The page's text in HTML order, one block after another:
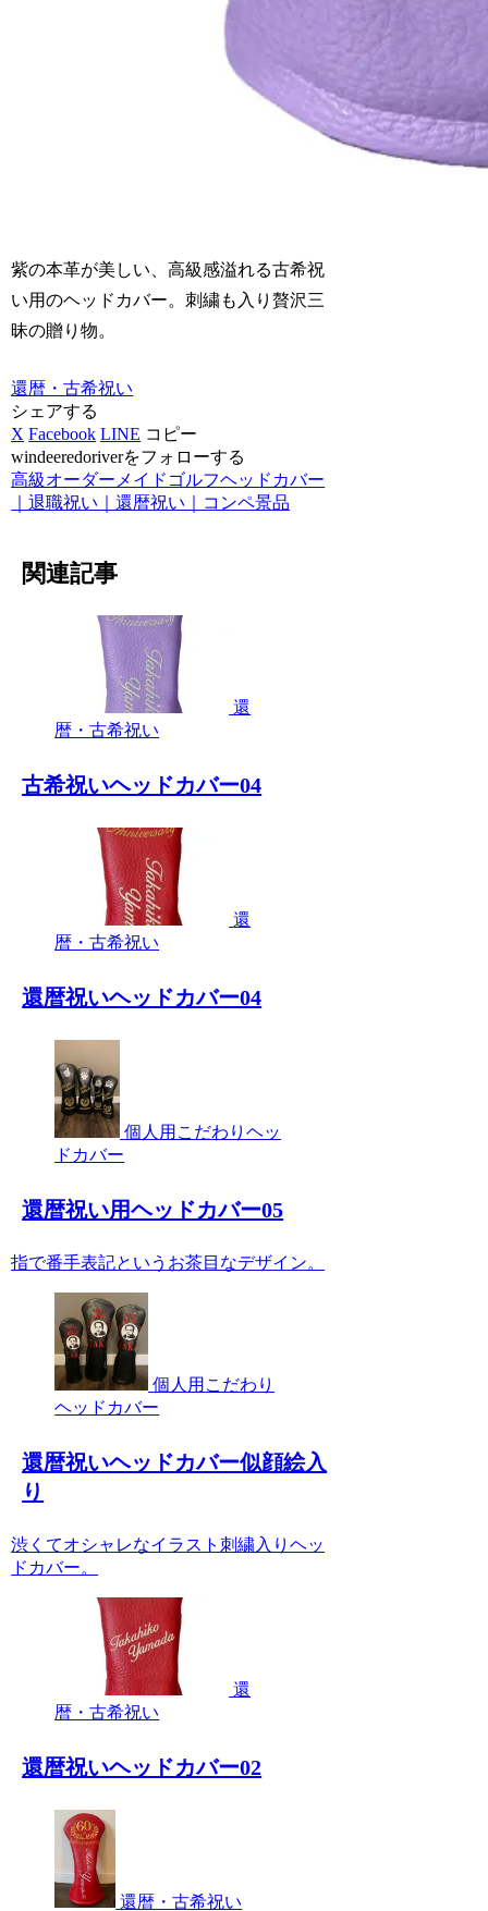
紫の本革が美しい、高級感溢れる古希祝
い用のヘッドカバー。刺繍も入り贅沢三
昧の贈り物。
還暦・古希祝い
シェアする
X Facebook LINE コピー
windeeredoriverをフォローする
高級オーダーメイドゴルフヘッドカバー
｜退職祝い｜還暦祝い｜コンペ景品
関連記事
還
暦・古希祝い
古希祝いヘッドカバー04
還
暦・古希祝い
還暦祝いヘッドカバー04
個人用こだわりヘッ
ドカバー
還暦祝い用ヘッドカバー05
指で番手表記というお茶目なデザイン。
個人用こだわり
ヘッドカバー
還暦祝いヘッドカバー似顔絵入
り
渋くてオシャレなイラスト刺繍入りヘッ
ドカバー。
還
暦・古希祝い
還暦祝いヘッドカバー02
還暦・古希祝い